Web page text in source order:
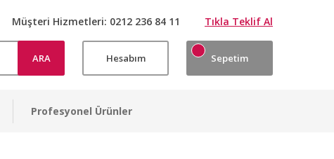
Müşteri Hizmetleri: 0212 236 84 11 Tıkla Teklif Al
ARA Hesabım Sepetim
Profesyonel Ürünler